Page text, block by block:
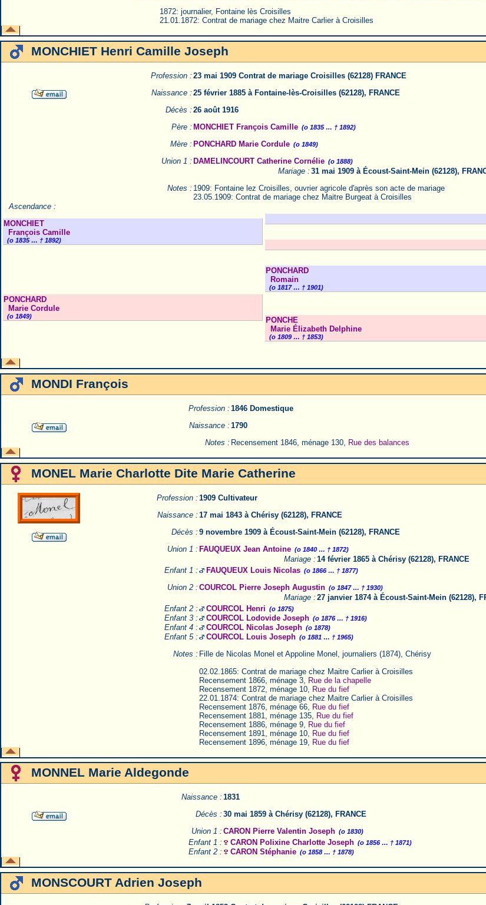
1872: journalier, Fontaine lès Croisilles
21.01.1872: Contrat de mariage chez Maitre Carlier à Croisilles
MONCHIET Henri Camille Joseph
Profession : 23 mai 1909 Contrat de mariage Croisilles (62128) FRANCE
Naissance : 25 février 1885 à Fontaine-lès-Croisilles (62128), FRANCE
Décès : 26 août 1916
Père : MONCHIET François Camille (o 1835 … † 1892)
Mère : PONCHARD Marie Cordule (o 1849)
Union 1 : DAMELINCOURT Catherine Cornélie (o 1888)
Mariage : 31 mai 1909 à Écoust-Saint-Mein (62128),
Notes : 1909: Fontaine lez Croisilles, ouvrier agricole d'après son acte de mariage
23.05.1909: Contrat de mariage chez Maitre Burgeat à Croisilles
MONCHIET
François Camille
(o 1835 … † 1892)
PONCHARD
Marie Cordule
(o 1849)
PONCHARD
Romain
(o 1817 … † 1901)
PONCHE
Marie Élizabeth Delphine
(o 1809 … † 1853)
Ascendance :
MONDI François
Profession : 1846 Domestique
Naissance : 1790
Notes : Recensement 1846, ménage 130, Rue des balances
MONEL Marie Charlotte Dite Marie Catherine
Profession : 1909 Cultivateur
Naissance : 17 mai 1843 à Chérisy (62128), FRANCE
Décès : 9 novembre 1909 à Écoust-Saint-Mein (62128), FRANCE
Union 1 : FAUQUEUX Jean Antoine (o 1840 … † 1872)
Mariage : 14 février 1865 à Chérisy (62128), FRANCE
Enfant 1 :
FAUQUEUX Louis Nicolas (o 1866 … † 1877)
Union 2 : COURCOL Pierre Joseph Augustin (o 1847 … † 1930)
Mariage : 27 janvier 1874 à Écoust-Saint-Mein (62128),
Enfant 2 :
COURCOL Henri (o 1875)
Enfant 3 : COURCOL Lodovide Joseph (o 1876 … † 1916)
Enfant 4 : COURCOL Nicolas Joseph (o 1878)
Enfant 5 : COURCOL Louis Joseph (o 1881 … † 1965)
Notes : Fille de Nicolas Monel et Appoline Monel, journaliers (1874), Chérisy
02.02.1865: Contrat de mariage chez Maitre Carlier à Croisilles
Recensement 1866, ménage 3, Rue de la chapelle
Recensement 1872, ménage 10, Rue du fief
22.01.1874: Contrat de mariage chez Maitre Carlier à Croisilles
Recensement 1876, ménage 66, Rue du fief
Recensement 1881, ménage 135, Rue du fief
Recensement 1886, ménage 9, Rue du fief
Recensement 1891, ménage 10, Rue du fief
Recensement 1896, ménage 19, Rue du fief
MONNEL Marie Aldegonde
Naissance : 1831
Décès : 30 mai 1859 à Chérisy (62128), FRANCE
Union 1 : CARON Pierre Valentin Joseph (o 1830)
Enfant 1 : CARON Polixine Charlotte Joseph (o 1856 … † 1871)
Enfant 2 : CARON Stéphanie (o 1858 … † 1878)
MONSCOURT Adrien Joseph